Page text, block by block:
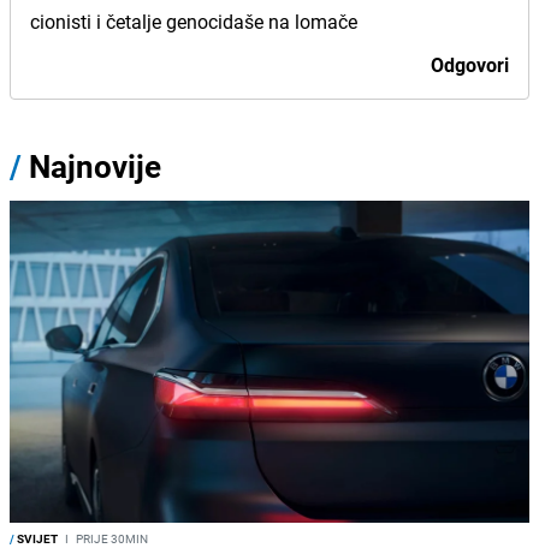
cionisti i četalje genocidaše na lomače
Odgovori
/ Najnovije
/SVIJET I PRIJE 30MIN